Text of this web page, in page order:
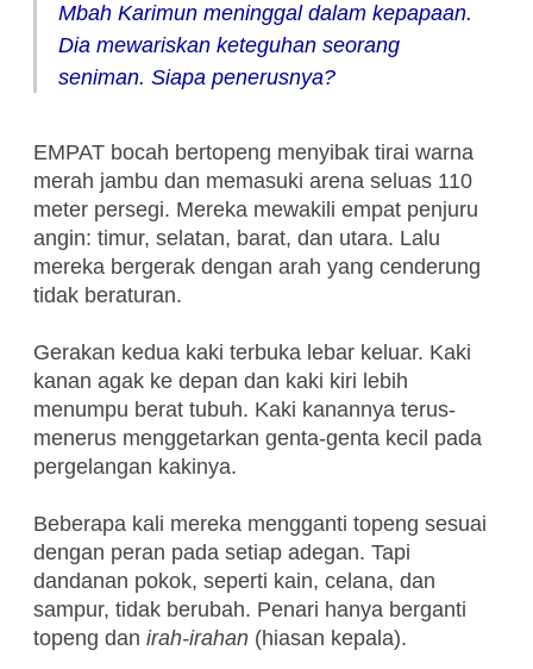
Mbah Karimun meninggal dalam kepapaan.
Dia mewariskan keteguhan seorang
seniman. Siapa penerusnya?
EMPAT bocah bertopeng menyibak tirai warna
merah jambu dan memasuki arena seluas 110
meter persegi. Mereka mewakili empat penjuru
angin: timur, selatan, barat, dan utara. Lalu
mereka bergerak dengan arah yang cenderung
tidak beraturan.
Gerakan kedua kaki terbuka lebar keluar. Kaki
kanan agak ke depan dan kaki kiri lebih
menumpu berat tubuh. Kaki kanannya terus-
menerus menggetarkan genta-genta kecil pada
pergelangan kakinya.
Beberapa kali mereka mengganti topeng sesuai
dengan peran pada setiap adegan. Tapi
dandanan pokok, seperti kain, celana, dan
sampur, tidak berubah. Penari hanya berganti
topeng dan irah-irahan (hiasan kepala).